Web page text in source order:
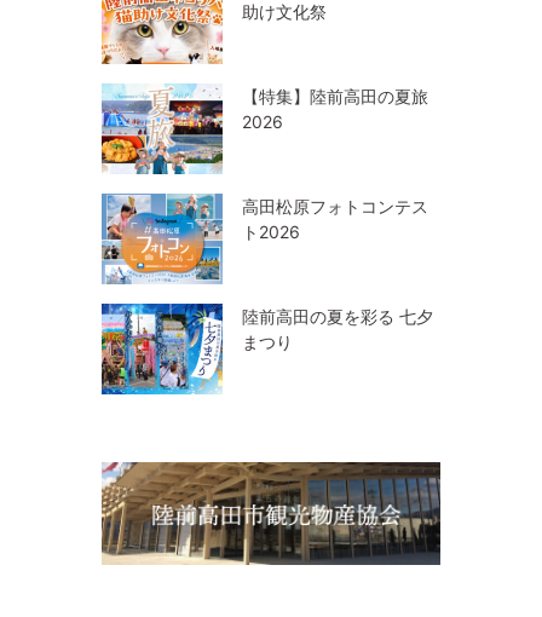
助け文化祭
【特集】陸前高田の夏旅
2026
高田松原フォトコンテス
ト2026
陸前高田の夏を彩る 七夕
まつり